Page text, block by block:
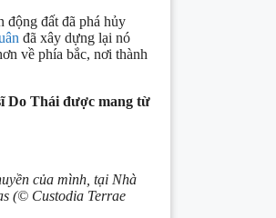
động đất đã phá hủy
đã xây dựng lại nó
về phía bắc, nơi thành
Do Thái được mang từ
của mình, tại Nhà
(© Custodia Terrae